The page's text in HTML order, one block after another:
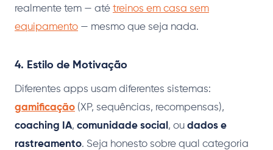
realmente tem — até treinos em casa sem
equipamento — mesmo que seja nada.
4. Estilo de Motivação
Diferentes apps usam diferentes sistemas:
gamificação (XP, sequências, recompensas),
coaching IA, comunidade social , ou dados e
rastreamento. Seja honesto sobre qual categoria